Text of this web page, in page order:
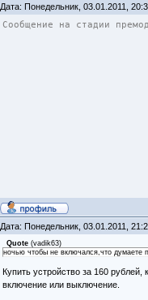
Дата: Понедельник, 03.01.2011,
Сообщение на стадии
Дата: Понедельник, 03.01.2011,
Quote(vadik63)
ночью чтобы не включался,что думаете
Купить устройство за 160
включение или выключение.